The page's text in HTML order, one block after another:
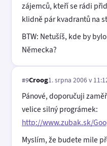
zájemců, kteří se rádi
klidně pár kvadrantů na
BTW: Netušíš, kde by
Německa?
#9Croog1. srpna 2006 v
Pánové, doporučuji
velice silný prográmek:
http://www.zubak.sk/
Myslím, že budete mile